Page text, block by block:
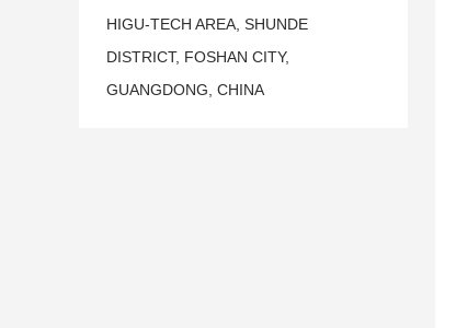
HIGU-TECH AREA, SHUNDE
DISTRICT, FOSHAN CITY,
GUANGDONG, CHINA